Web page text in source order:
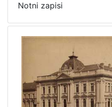
Notni zapisi